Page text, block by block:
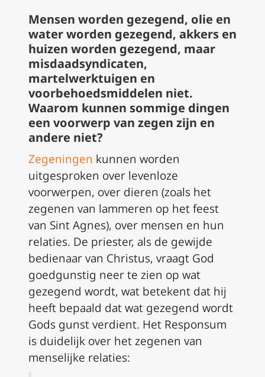
Mensen worden gezegend, olie en
water worden gezegend, akkers en
huizen worden gezegend, maar
misdaadsyndicaten,
martelwerktuigen en
voorbehoedsmiddelen niet.
Waarom kunnen sommige dingen
een voorwerp van zegen zijn en
andere niet?
Zegeningen kunnen worden
uitgesproken over levenloze
voorwerpen, over dieren (zoals het
zegenen van lammeren op het feest
van Sint Agnes), over mensen en hun
relaties. De priester, als de gewijde
bedienaar van Christus, vraagt God
goedgunstig neer te zien op wat
gezegend wordt, wat betekent dat hij
heeft bepaald dat wat gezegend wordt
Gods gunst verdient. Het Responsum
is duidelijk over het zegenen van
menselijke relaties: